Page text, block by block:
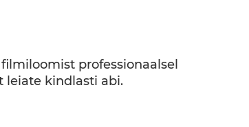
professionaalsel
leiate kindlasti abi.